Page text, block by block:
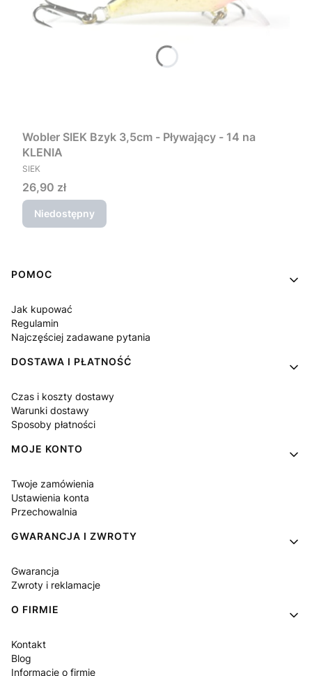
Wobler SIEK Bzyk 3,5cm - Pływający - 14 na
KLENIA
PRODUCENT
SIEK
Cena
26,90 zł
Niedostępny
Linki w stopce
POMOC
Jak kupować
Regulamin
Najczęściej zadawane pytania
DOSTAWA I PŁATNOŚĆ
Czas i koszty dostawy
Warunki dostawy
Sposoby płatności
MOJE KONTO
Twoje zamówienia
Ustawienia konta
Przechowalnia
GWARANCJA I ZWROTY
Gwarancja
Zwroty i reklamacje
O FIRMIE
Kontakt
Blog
Informacje o firmie